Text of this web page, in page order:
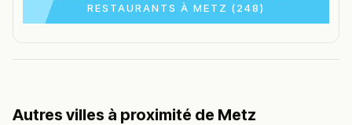
RESTAURANTS À METZ (248)
Autres villes à proximité de Metz